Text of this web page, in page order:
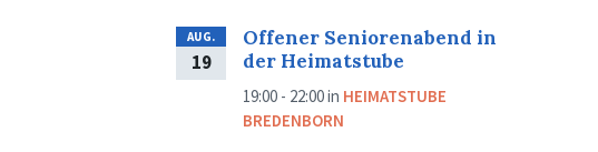
AUG.
19
Offener Seniorenabend in
der Heimatstube
19:00 - 22:00in HEIMATSTUBE
BREDENBORN